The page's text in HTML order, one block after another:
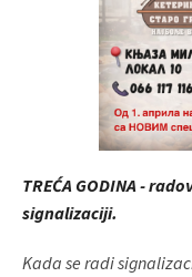
TREĆA GODINA-
signalizaciji.
Kada se radi